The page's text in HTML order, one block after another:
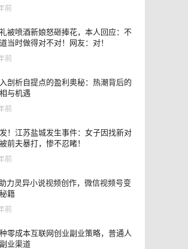
前
被喷酒新娘怒砸捧花，本人回应：不
当时做得对不对！网友：对！
前
剖析自提点的盈利奥秘：热潮背后的
与机遇
前
！江苏盐城发生事件：女子因找新对
前夫暴打，惨不忍睹！
前
力灵异小说视频创作，微信视频号变
籍
前
零成本互联网创业副业策略，普通人
业渠道